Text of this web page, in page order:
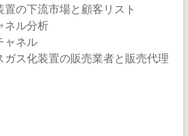
置の下流市場と顧客リスト
ネル分析
ネル
ス化装置の販売業者と販売代理